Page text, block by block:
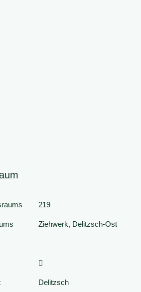
219
Ziehwerk, Delitzsch-Ost
Delitzsch